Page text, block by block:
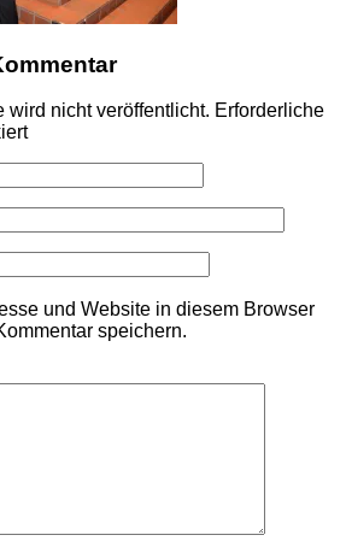
wird nicht veröffentlicht. Erforderliche
und Website in diesem Browser
speichern.